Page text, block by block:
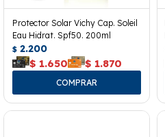
Protector Solar Vichy Cap. Soleil
Eau Hidrat. Spf50. 200ml
$ 2.200
$ 1.650 $ 1.870